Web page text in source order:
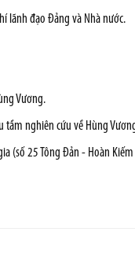
lãnh đạo Đảng và Nhà nước.
Vương.
tầm nghiên cứu về Hùng
(số 25 Tông Đản - Hoàn